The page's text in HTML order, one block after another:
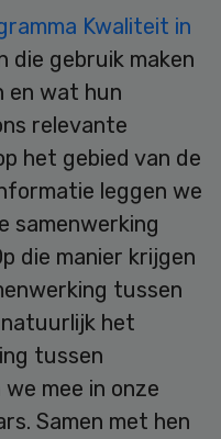
Kwaliteit in
die gebruik maken
en wat hun
relevante
het gebied van de
leggen we
samenwerking
die manier krijgen
tussen
het
tussen
mee in onze
Samen met hen